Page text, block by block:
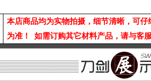
本店商品均为实物拍摄，细节清晰，可
为准！
如需订购其它材料产品，请与客